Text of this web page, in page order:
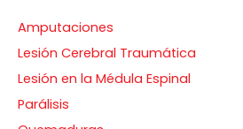
Amputaciones
Lesión Cerebral Traumática
Lesión en la Médula Espinal
Parálisis